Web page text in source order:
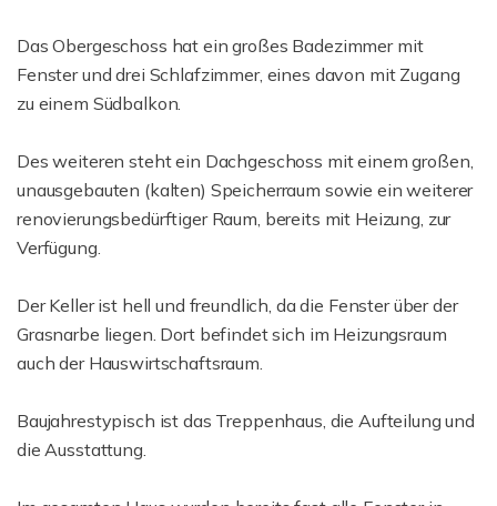
Das Obergeschoss hat ein großes Badezimmer mit
Fenster und drei Schlafzimmer, eines davon mit Zugang
zu einem Südbalkon.
Des weiteren steht ein Dachgeschoss mit einem großen,
unausgebauten (kalten) Speicherraum sowie ein weiterer
renovierungsbedürftiger Raum, bereits mit Heizung, zur
Verfügung.
Der Keller ist hell und freundlich, da die Fenster über der
Grasnarbe liegen. Dort befindet sich im Heizungsraum
auch der Hauswirtschaftsraum.
Baujahrestypisch ist das Treppenhaus, die Aufteilung und
die Ausstattung.